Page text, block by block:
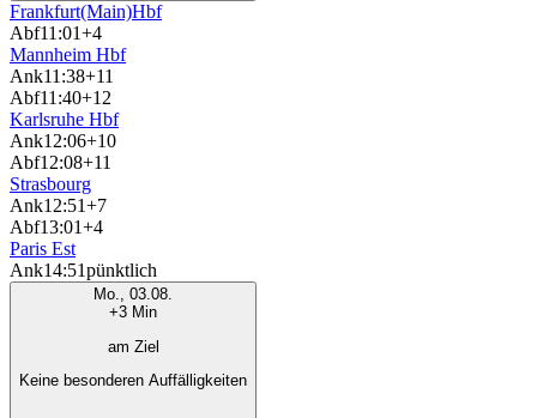
Frankfurt(Main)Hbf
Abf11:01+4
Mannheim Hbf
Ank11:38+11
Abf11:40+12
Karlsruhe Hbf
Ank12:06+10
Abf12:08+11
Strasbourg
Ank12:51+7
Abf13:01+4
Paris Est
Ank14:51pünktlich
Mo., 03.08.
+3 Min
am Ziel
Keine besonderen Auffälligkeiten